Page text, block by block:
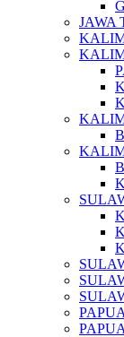
JAWA
PAPUA